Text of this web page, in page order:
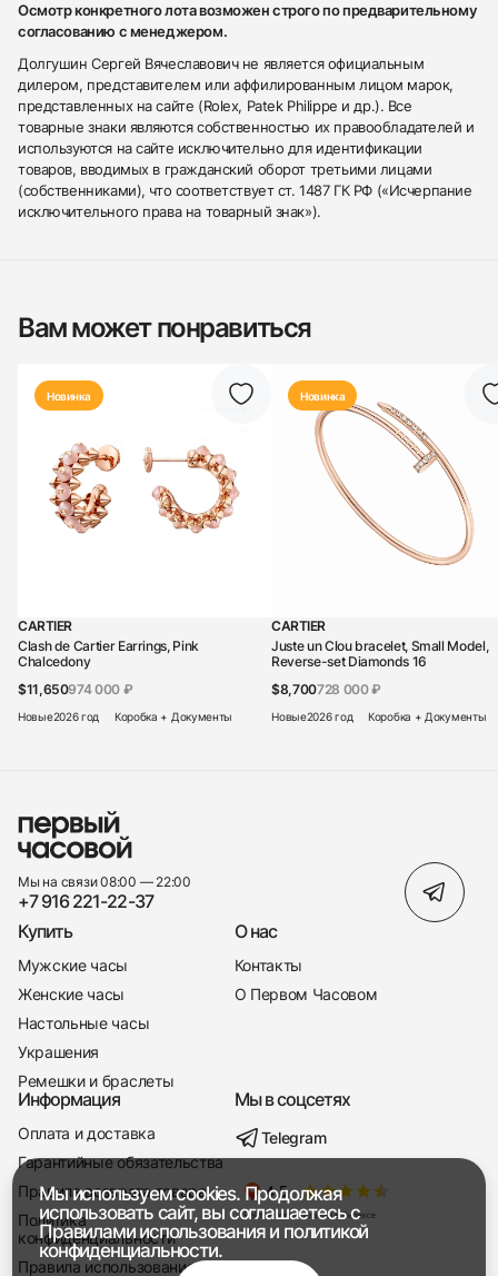
+7 916 221-22-37
Мы насвязи 08:00 — 19:00
Осмотр конкретного лота возможен строго по предварительному
согласованию с менеджером.
Долгушин Сергей Вячеславович не является официальным
дилером, представителем или аффилированным лицом марок,
представленных на сайте (Rolex, Patek Philippe и др.). Все
товарные знаки являются собственностью их правообладателей и
используются на сайте исключительно для идентификации
товаров, вводимых в гражданский оборот третьими лицами
(собственниками), что соответствует ст. 1487 ГК РФ («Исчерпание
исключительного права на товарный знак»).
Вам может понравиться
Новинка
CARTIER
Clash de Cartier Earrings, Pink
Chalcedony
$11,650974 000 ₽
Новые2026 год Коробка + Документы
Новинка
CARTIER
Juste un Clou bracelet, Small Model,
Reverse-set Diamonds 16
$8,700728 000 ₽
Новые2026 год Коробка + Документы
Мы на связи 08:00 — 22:00
+7 916 221-22-37
Купить
Мужские часы
Женские часы
Настольные часы
Украшения
Ремешки и браслеты
О нас
Контакты
О Первом Часовом
Информация
Оплата и доставка
Гарантийные обязательства
Правила возврата товара
Политика
конфиденциальности
Правила использования
Мы в соцсетях
Telegram
Мы используем cookies. Продолжая
использовать сайт, вы соглашаетесь с
Правилами использованияи политикой
конфиденциальности.